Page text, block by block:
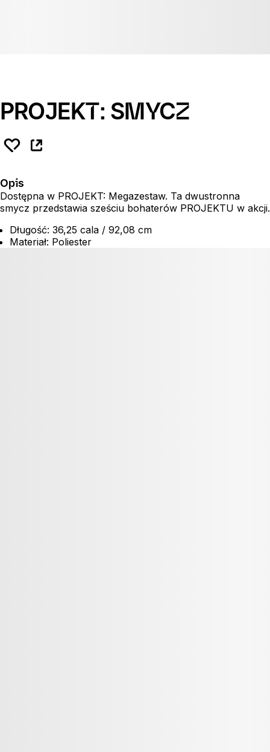
PROJEKT: SMYCZ
Opis
Dostępna w PROJEKT: Megazestaw. Ta dwustronna
smycz przedstawia sześciu bohaterów PROJEKTU w akcji.
Długość: 36,25 cala / 92,08 cm
Materiał: Poliester